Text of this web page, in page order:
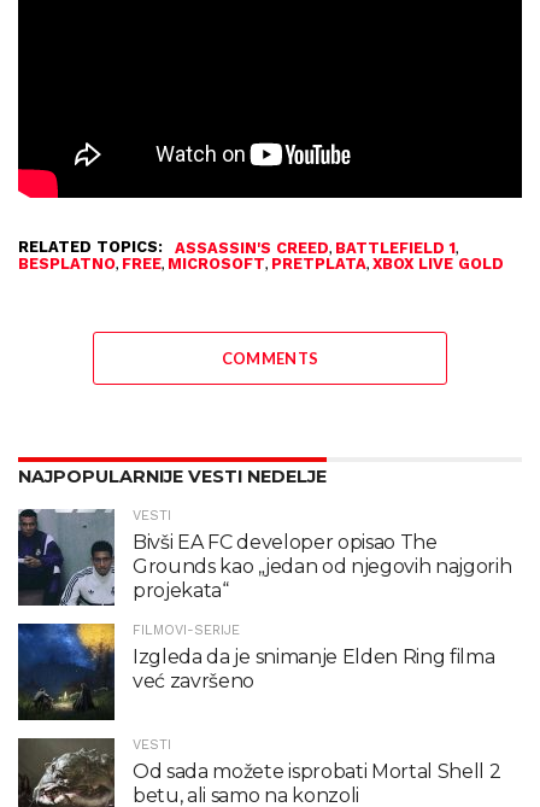
RELATED TOPICS: ASSASSIN'S CREED, BATTLEFIELD 1,
BESPLATNO, FREE, MICROSOFT, PRETPLATA, XBOX LIVE GOLD
COMMENTS
NAJPOPULARNIJE VESTI NEDELJE
VESTI
Bivši EA FC developer opisao The
Grounds kao „jedan od njegovih najgorih
projekata“
FILMOVI-SERIJE
Izgleda da je snimanje Elden Ring filma
već završeno
VESTI
Od sada možete isprobati Mortal Shell 2
betu, ali samo na konzoli